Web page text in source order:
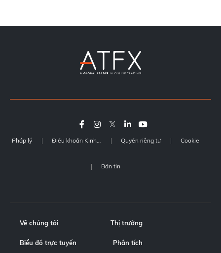
Pháp lý Điều khoản Kinh doanh Quyền riêng tư Cookie
Bản tin
Về chúng tôi Thị trường
Biểu đồ trực tuyến Phân tích